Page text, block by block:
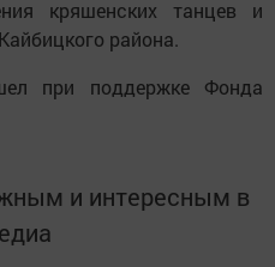
кряшенских танцев и
района.
при поддержке Фонда
и интересным в